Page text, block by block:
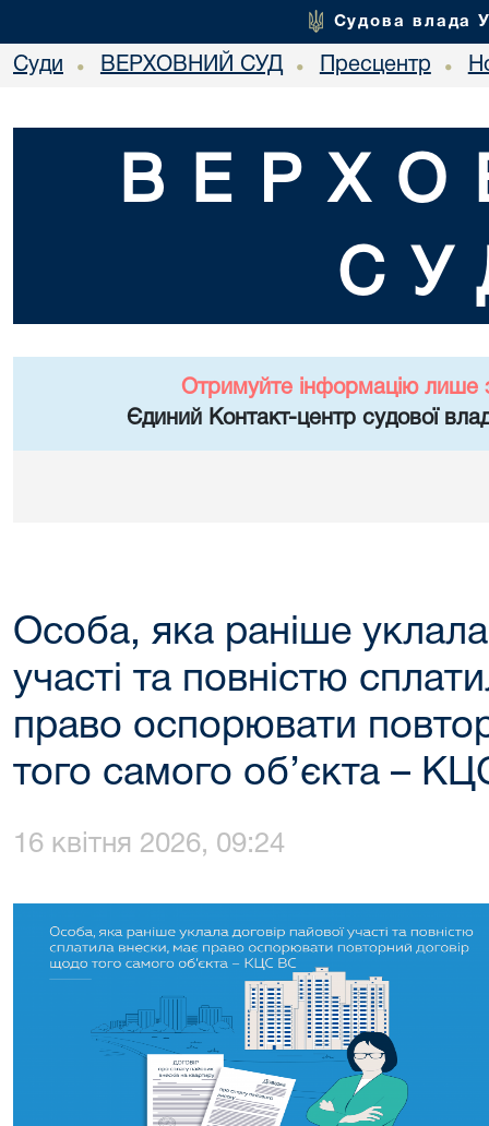
Судова влада
Суди • ВЕРХОВНИЙ СУД • Пресцентр •
Отримуйте інформацію лише
Єдиний Контакт-центр судової
Особа, яка раніше уклала
участі та повністю
право оспорювати
того самого об’єкта –
16 квітня 2026, 09:24